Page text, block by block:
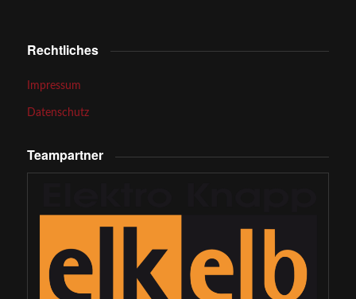
Rechtliches
Impressum
Datenschutz
Teampartner